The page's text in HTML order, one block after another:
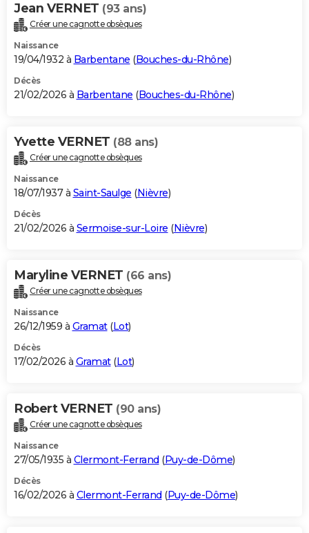
Jean VERNET (93 ans)
Créer une cagnotte obsèques
Naissance
19/04/1932 à Barbentane (Bouches-du-Rhône)
Décès
21/02/2026 à Barbentane (Bouches-du-Rhône)
Yvette VERNET (88 ans)
Créer une cagnotte obsèques
Naissance
18/07/1937 à Saint-Saulge (Nièvre)
Décès
21/02/2026 à Sermoise-sur-Loire (Nièvre)
Maryline VERNET (66 ans)
Créer une cagnotte obsèques
Naissance
26/12/1959 à Gramat(Lot)
Décès
17/02/2026 à Gramat(Lot)
Robert VERNET (90 ans)
Créer une cagnotte obsèques
Naissance
27/05/1935 à Clermont-Ferrand (Puy-de-Dôme)
Décès
16/02/2026 à Clermont-Ferrand (Puy-de-Dôme)